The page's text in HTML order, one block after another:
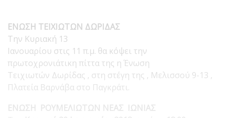
ΕΝΩΣΗ ΤΕΙΧΙΩΤΩΝ ΔΩΡΙΔΑΣ
Την Κυριακή 13
Ιανουαρίου στις 11 π.μ. θα κόψει την
πρωτοχρονιάτικη πίττα της η Ένωση
Τειχιωτών Δωρίδας , στη στέγη της , Μελισσού 9-13 ,
Πλατεία Βαρνάβα στο Παγκράτι.
ΕΝΩΣΗ ΡΟΥΜΕΛΙΩΤΩΝ ΝΕΑΣ ΙΩΝΙΑΣ